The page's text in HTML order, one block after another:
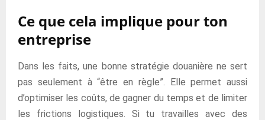
Ce que cela implique pour ton
entreprise
Dans les faits, une bonne stratégie douanière ne sert
pas seulement à “être en règle”. Elle permet aussi
d’optimiser les coûts, de gagner du temps et de limiter
les frictions logistiques. Si tu travailles avec des